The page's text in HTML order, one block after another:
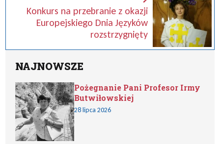
Konkurs na przebranie z okazji
Europejskiego Dnia Języków
rozstrzygnięty
NAJNOWSZE
Pożegnanie Pani Profesor Irmy
Butwiłowskiej
28 lipca 2026